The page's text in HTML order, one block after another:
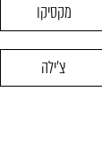
מקסיקו
צ'ילה